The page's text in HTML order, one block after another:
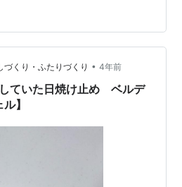
ネラルで整えながら肌を紫外
高評価。 コクがあって、しっと
ると肌がカサカサすると思うの
クリームだとその悩みがかなり
づくり・ふたりづくり • 4年前
していた日焼け止め ベルデ
】